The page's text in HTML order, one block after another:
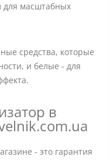
для масштабных
средства, которые
и белые - для
в
- это гарантия